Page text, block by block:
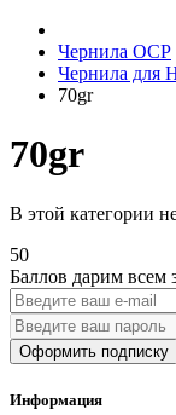
Чернила OCP
Чернила для
70gr
70gr
В этой категории
50
Баллов дарим всем
Оформить подписку
Информация